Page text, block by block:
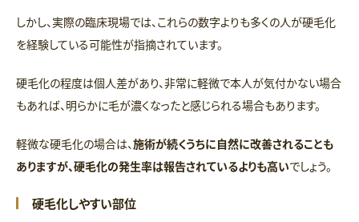
しかし、実際の臨床現場では、これらの数字よりも多くの人が硬毛化
を経験している可能性が指摘されています。
硬毛化の程度は個人差があり、非常に軽微で本人が気付かない場合
もあれば、明らかに毛が濃くなったと感じられる場合もあります。
軽微な硬毛化の場合は、施術が続くうちに自然に改善されることも
ありますが、硬毛化の発生率は報告されているよりも高いでしょう。
硬毛化しやすい部位